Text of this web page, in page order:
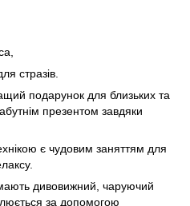
стразів.
подарунок для близьких та
презентом завдяки
є чудовим заняттям для
дивовижний, чаруючий
за допомогою